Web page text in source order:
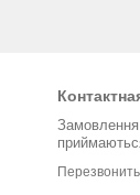
Есть
Замовлення